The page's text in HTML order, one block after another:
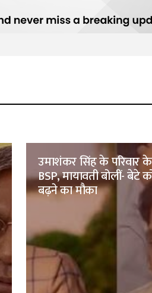
उमाशंकर सिंह के परिवार
BSP, मायावती बोलीं-
बढ़ने का मौका